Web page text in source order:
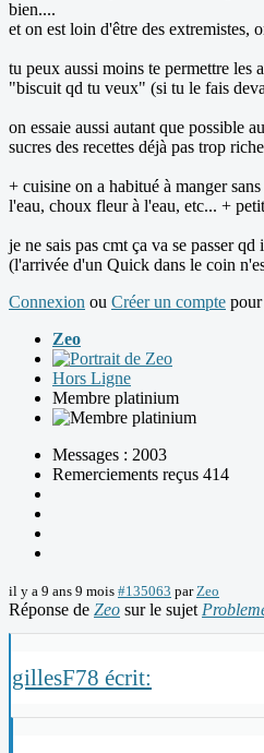
bien....
et on est loin d'être des extremistes,
tu peux aussi moins te permettre les
"biscuit qd tu veux" (si tu le fais
on essaie aussi autant que possible
sucres des recettes déjà pas trop
+ cuisine on a habitué à manger
l'eau, choux fleur à l'eau, etc... +
je ne sais pas cmt ça va se passer
(l'arrivée d'un Quick dans le coin
Connexion ou Créer un compte
Zeo
Hors Ligne
Membre platinium
Messages : 2003
Remerciements reçus 414
il y a 9 ans 9 mois #135063 par Zeo
Réponse de Zeo sur le sujet
gillesF78 écrit: